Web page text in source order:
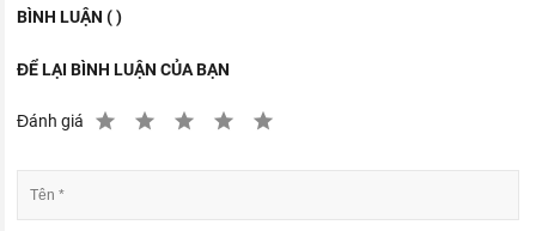
BÌNH LUẬN ( )
ĐỂ LẠI BÌNH LUẬN CỦA BẠN
Đánh giá